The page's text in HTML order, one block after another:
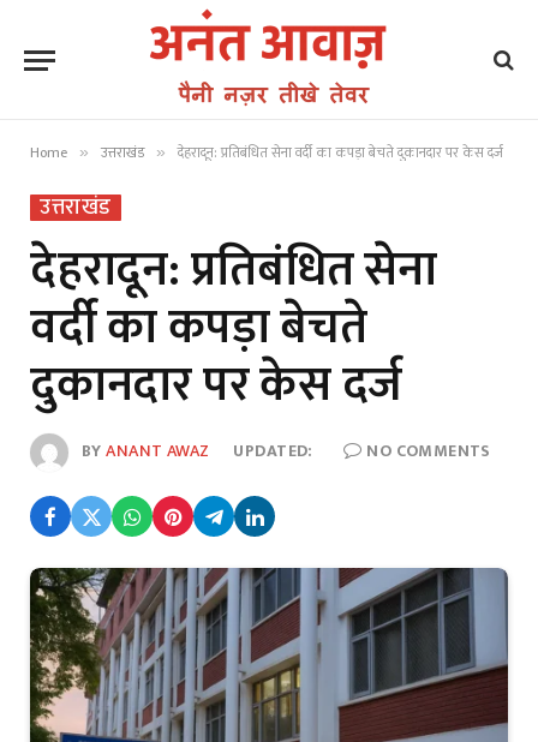
Home » उत्तराखंड » देहरादून: प्रतिबंधित सेना वर्दी का कपड़ा बेचते दुकानदार पर केस दर्ज
उत्तराखंड
देहरादून: प्रतिबंधित सेना
वर्दी का कपड़ा बेचते
दुकानदार पर केस दर्ज
BYANANT AWAZ UPDATED: NO COMMENTS